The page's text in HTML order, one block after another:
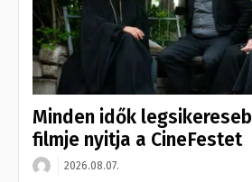
Minden idők
filmje nyitja a CineFestet
2026.08.07.